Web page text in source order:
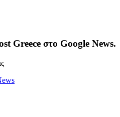
Greece στο Google News.